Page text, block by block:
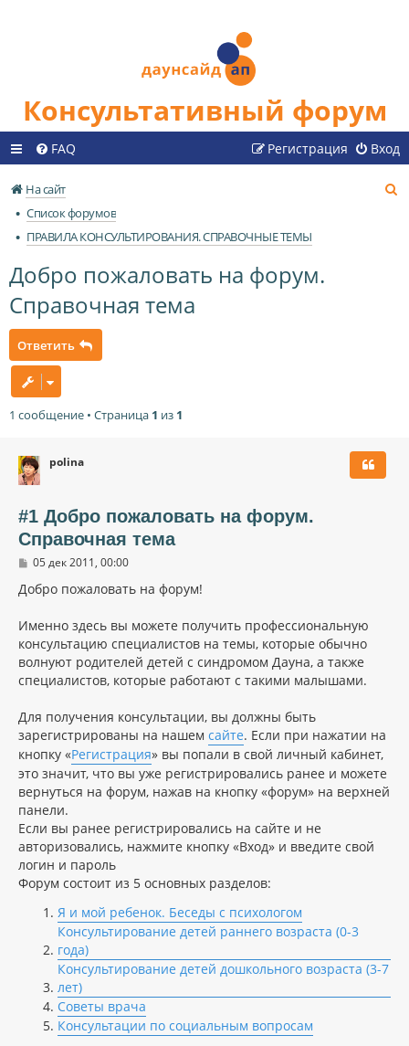
Консультативный форум
FAQ Вход
Регистрация
На сайт
Список форумов
ПРАВИЛА КОНСУЛЬТИРОВАНИЯ. СПРАВОЧНЫЕ ТЕМЫ
Добро пожаловать на форум.
Справочная тема
Ответить
1 сообщение • Страница 1 из 1
polina
#1 Добро пожаловать на форум.
Справочная тема
С
о
е
н
и
е
05 дек 2011, 00:00
Добро пожаловать на форум!
Именно здесь вы можете получить профессиональную
консультацию специалистов на темы, которые обычно
волнуют родителей детей с синдромом Дауна, а также
специалистов, которые работают с такими малышами.
Для получения консультации, вы должны быть
зарегистрированы на нашем сайте. Если при нажатии на
кнопку «Регистрация» вы попали в свой личный кабинет,
это значит, что вы уже регистрировались ранее и можете
вернуться на форум, нажав на кнопку «форум» на верхней
панели.
Если вы ранее регистрировались на сайте и не
авторизовались, нажмите кнопку «Вход» и введите свой
логин и пароль
Форум состоит из 5 основных разделов:
Я и мой ребенок. Беседы с психологом
Консультирование детей раннего возраста (0-3
года)
Консультирование детей дошкольного возраста (3-7
лет)
Советы врача
Консультации по социальным вопросам